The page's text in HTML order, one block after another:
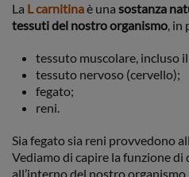
La L carnitinaè una sostanza
tessuti del nostro organismo, in
tessuto muscolare, incluso
tessuto nervoso (cervello);
fegato;
reni.
Sia fegato sia reni provvedono
Vediamo di capire la funzione
all’interno del nostro organismo.